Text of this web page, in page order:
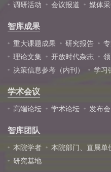
调研活动 会议报道 媒体
智库成果
重大课题成果 研究报告
理论文集
开放时代杂志
决策信息参考（内刊）
学习
学术会议
高端论坛 学术论坛 发布会
智库团队
本院学者 本院部门、直属单
研究基地